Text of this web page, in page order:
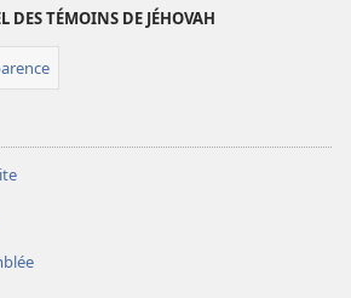
quand
DES TÉMOINS DE JÉHOVAH